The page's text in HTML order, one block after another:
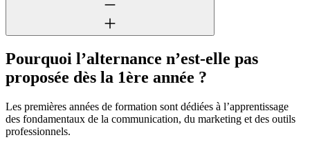
Pourquoi l’alternance n’est-elle pas
proposée dès la 1ère année ?
Les premières années de formation sont dédiées à l’apprentissage
des fondamentaux de la communication, du marketing et des outils
professionnels.